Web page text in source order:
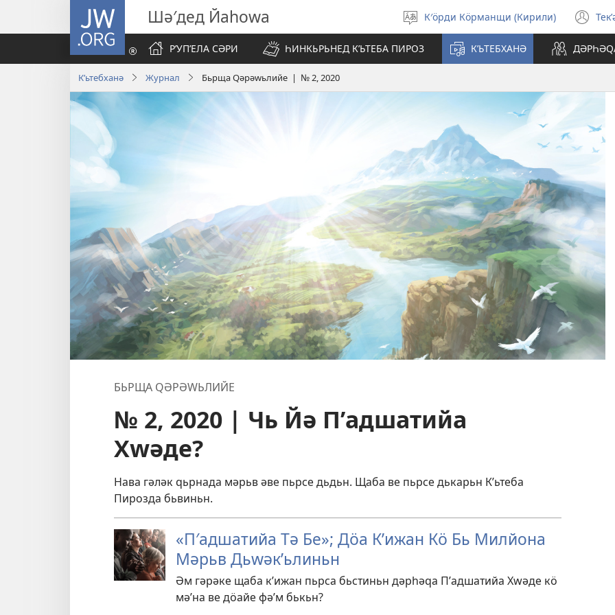
JW.ORG Шә′дед Йаһоwа
Зьман
бьжберә
К′öрди Кöрманщи (Кирили)
РʹУПʹЕЛА СӘРИ
ҺИНКЬРЬНЕД КʹЬТЕБА ПИРОЗ КʹЬТЕБХАНӘ
Кʹьтебханә Журнал Бьрща Qәрәwьлийе | № 2, 2020
БЬРЩА QӘРӘWЬЛИЙЕ
№ 2, 2020 | Чь Йә Пʹадшатийа
Хԝәде?
Нава гәләк ԛьрнада мәрьв әве пьрсе дьдьн. Щаба ве пьрсе дькарьн Кʹьтеба
Пирозда бьвиньн.
«П′адшатийа Тә Бе»; Дӧа Кʹижан Кӧ Бь Милйона
Мәрьв Дьԝәкʹьлиньн
Әм гәрәке щаба кʹижан пьрса бьстиньн дәрһәԛа Пʹадшатийа Хԝәде кӧ
мәʹна ве дӧайе фәʹм бькьн?